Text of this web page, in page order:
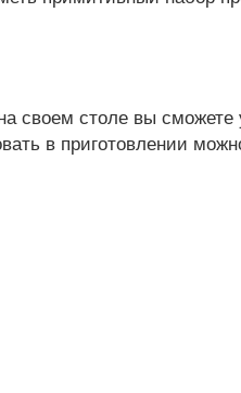
своем столе вы сможете
в приготовлении